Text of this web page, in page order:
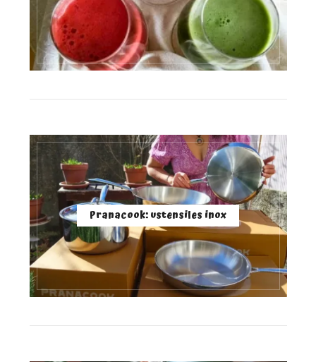
Pranacook: ustensiles inox